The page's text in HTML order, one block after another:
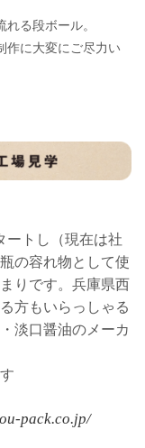
る段ボール。
作に大変にご尽力い
ートし（現在は社
の容れ物として使
りです。兵庫県西
方もいらっしゃる
・淡口醤油のメーカ
pack.co.jp/